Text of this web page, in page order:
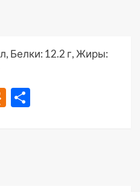
Белки: 12.2 г, Жиры:
Odnoklassniki